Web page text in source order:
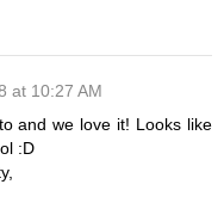
at 10:27 AM
and we love it! Looks like
:D